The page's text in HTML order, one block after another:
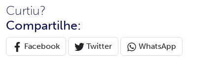
Curtiu?
Compartilhe:
Facebook Twitter WhatsApp